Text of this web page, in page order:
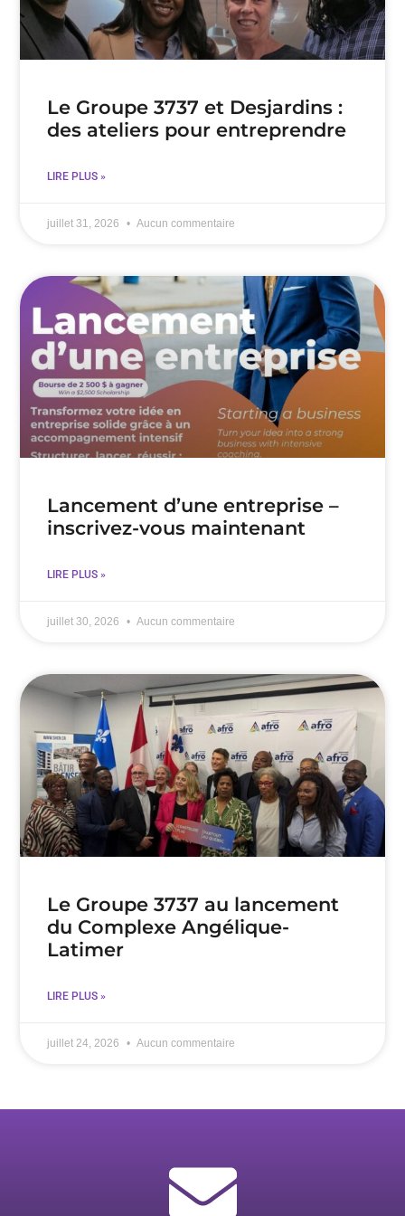
Le Groupe 3737 et Desjardins :
des ateliers pour entreprendre
LIRE PLUS »
juillet 31, 2026 Aucun commentaire
Lancement d’une entreprise –
inscrivez-vous maintenant
LIRE PLUS »
juillet 30, 2026 Aucun commentaire
Le Groupe 3737 au lancement
du Complexe Angélique-
Latimer
LIRE PLUS »
juillet 24, 2026 Aucun commentaire